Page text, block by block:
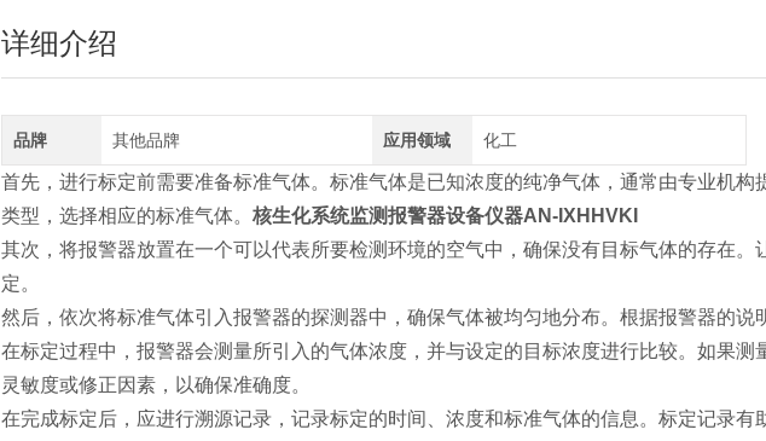
详细介绍
品牌 其他品牌 应用领域 化工
首先，进行标定前需要准备标准气体。标准气体是已知浓度的纯净气体，通常由专业机构
类型，选择相应的标准气体。 核生化系统监测报警器设备仪器AN-IXHHVKI
其次，将报警器放置在一个可以代表所要检测环境的空气中，确保没有目标气体的存在。
定。
然后，依次将标准气体引入报警器的探测器中，确保气体被均匀地分布。根据报警器的说
在标定过程中，报警器会测量所引入的气体浓度，并与设定的目标浓度进行比较。如果测
灵敏度或修正因素，以确保准确度。
在完成标定后，应进行溯源记录，记录标定的时间、浓度和标准气体的信息。标定记录有